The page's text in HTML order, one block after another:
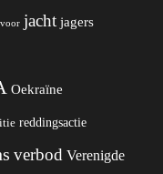
jacht jagers
Oekraïne
reddingsactie
verbod Verenigde